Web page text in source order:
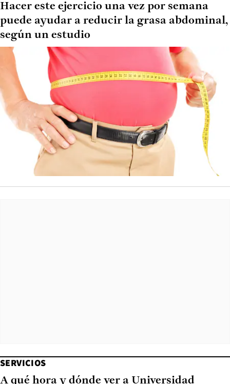
Hacer este ejercicio una vez por semana
puede ayudar a reducir la grasa abdominal,
según un estudio
SERVICIOS
A qué hora y dónde ver a Universidad